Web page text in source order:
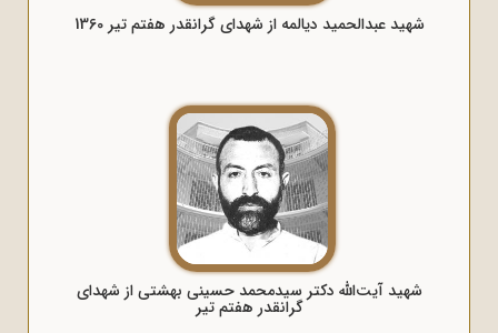
شهید عبدالحمید دیالمه از شهدای گرانقدر هفتم تیر 1360
شهید آیت‌الله دکتر سیدمحمد حسینی بهشتی از شهدای
گرانقدر هفتم تیر